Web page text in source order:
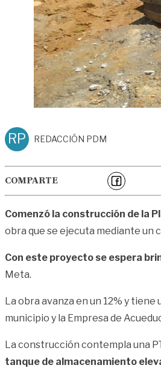
RP REDACCIÓN PDM
COMPARTE
Comenzó la construcción de la
obra que se ejecuta mediante un
Con este proyecto se espera
Meta.
La obra avanza en un 12% y tiene
municipio y la Empresa de
La construcción contempla una
tanque de almacenamiento